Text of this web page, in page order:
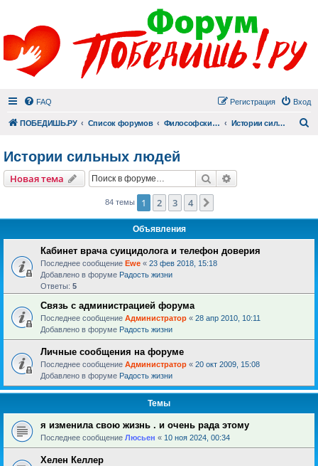
FAQ Вход
Регистрация
ПОБЕДИШЬ.РУ Список форумов Философский раздел Истории сильных людей
Истории сильных людей
Новая тема Поиск
84 темы 1 2 3 4
Объявления
Кабинет врача суицидолога и телефон доверия
Последнее сообщение Ewe « 23 фев 2018, 15:18
Добавлено в форуме Радость жизни
Ответы: 5
Связь с администрацией форума
Последнее сообщение Администратор « 28 апр 2010, 10:11
Добавлено в форуме Радость жизни
Личные сообщения на форуме
Последнее сообщение Администратор « 20 окт 2009, 15:08
Добавлено в форуме Радость жизни
Темы
я изменила свою жизнь . и очень рада этому
Последнее сообщение Люсьен « 10 ноя 2024, 00:34
Хелен Келлер